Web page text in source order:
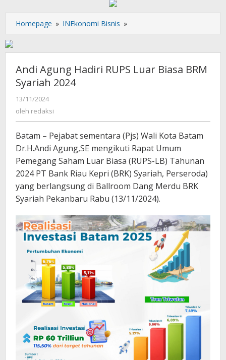
Homepage » INEkonomi Bisnis »
Agung
RUPS
Luar
Biasa
Andi Agung Hadiri RUPS Luar Biasa BRM
Syariah 2024
13/11/2024
redaksi
oleh redaksi
Batam – Pejabat sementara (Pjs) Wali Kota Batam
Dr.H.Andi Agung,SE mengikuti Rapat Umum
Pemegang Saham Luar Biasa (RUPS-LB) Tahunan
2024 PT Bank Riau Kepri (BRK) Syariah, Perseroda)
yang berlangsung di Ballroom Dang Merdu BRK
Syariah Pekanbaru Rabu (13/11/2024).